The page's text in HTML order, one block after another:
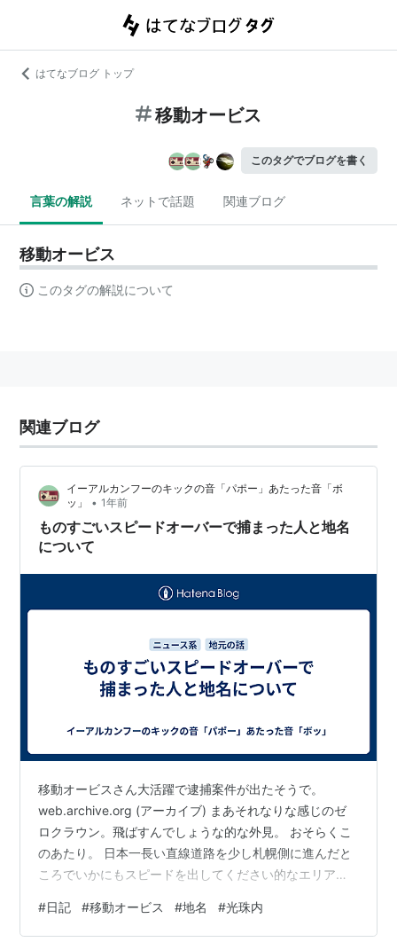
はてなブログ トップ
移動オービス
このタグでブログを書く
言葉の解説 ネットで話題 関連ブログ
移動オービス
このタグの解説について
関連ブログ
イーアルカンフーのキックの音「パポー」あたった音「ボ
ッ」
• 1年前
ものすごいスピードオーバーで捕まった人と地名
について
移動オービスさん大活躍で逮捕案件が出たそうで。
web.archive.org (アーカイブ) まあそれなりな感じのゼ
ロクラウン。飛ばすんでしょうな的な外見。 おそらくこ
のあたり。 日本一長い直線道路を少し札幌側に進んだと
ころでいかにもスピードを出してください的なエリア。
してたと思うんですが、ここのあたりってトラックも多
いし割とスピード出してない車多いのでよーやるわとい
#日記 #移動オービス #地名 #光珠内